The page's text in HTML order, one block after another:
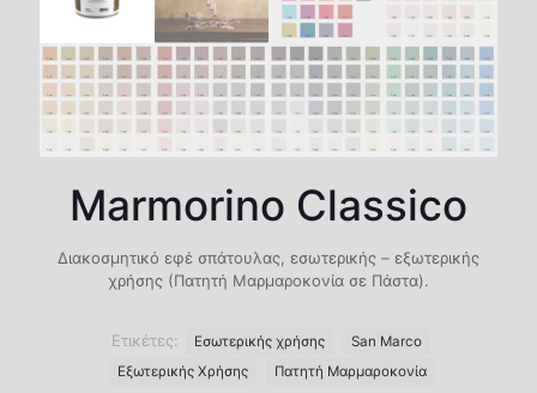
Marmorino Classico
Διακοσμητικό εφέ σπάτουλας, εσωτερικής – εξωτερικής
χρήσης (Πατητή Μαρμαροκονία σε Πάστα).
Ετικέτες: Eσωτερικής χρήσης
San Marco
Εξωτερικής Χρήσης
Πατητή Μαρμαροκονία